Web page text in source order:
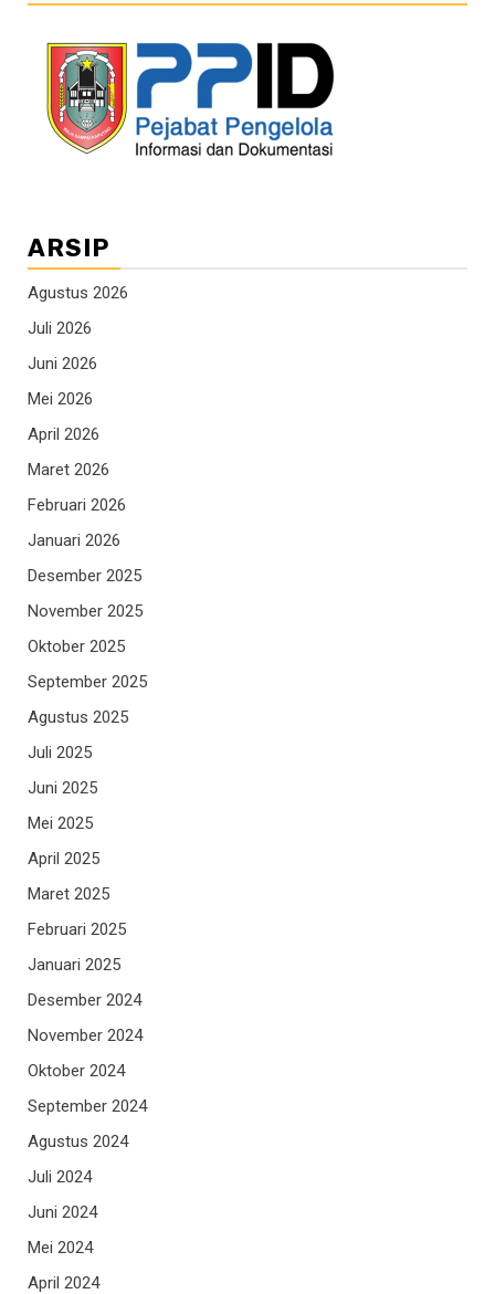
ARSIP
Agustus 2026
Juli 2026
Juni 2026
Mei 2026
April 2026
Maret 2026
Februari 2026
Januari 2026
Desember 2025
November 2025
Oktober 2025
September 2025
Agustus 2025
Juli 2025
Juni 2025
Mei 2025
April 2025
Maret 2025
Februari 2025
Januari 2025
Desember 2024
November 2024
Oktober 2024
September 2024
Agustus 2024
Juli 2024
Juni 2024
Mei 2024
April 2024